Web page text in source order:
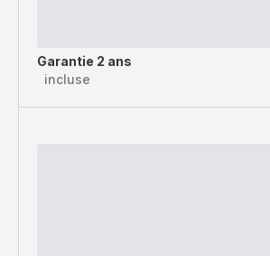
Garantie 2 ans
incluse